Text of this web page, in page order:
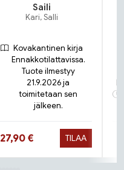
Saili
Kari, Salli
Kovakantinen kirja
Ennakkotilattavissa.
Tuote ilmestyy
21.9.2026 ja
toimitetaan sen
jälkeen.
Hinta nyt
27,90 € TILAA